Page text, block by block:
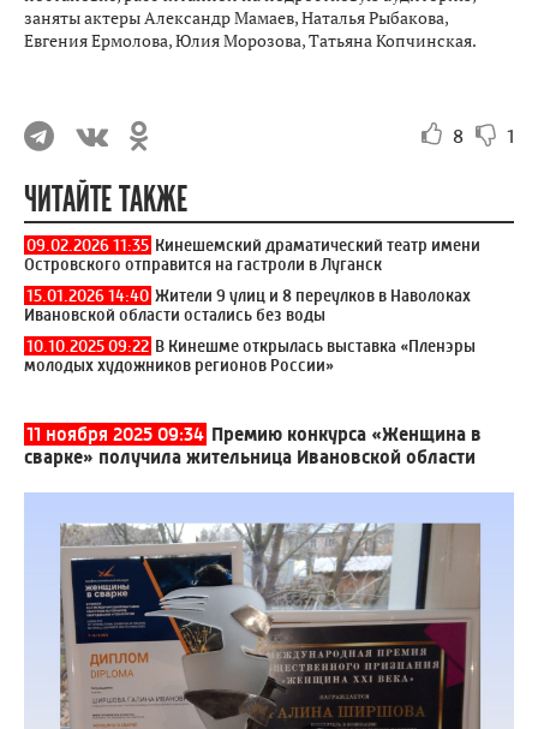
заняты актеры Александр Мамаев, Наталья Рыбакова,
Евгения Ермолова, Юлия Морозова, Татьяна Копчинская.
8 1
ЧИТАЙТЕ ТАКЖЕ
09.02.2026 11:35 Кинешемский драматический театр имени
Островского отправится на гастроли в Луганск
15.01.2026 14:40 Жители 9 улиц и 8 переулков в Наволоках
Ивановской области остались без воды
10.10.2025 09:22 В Кинешме открылась выставка «Пленэры
молодых художников регионов России»
11 ноября 2025 09:34 Премию конкурса «Женщина в
сварке» получила жительница Ивановской области